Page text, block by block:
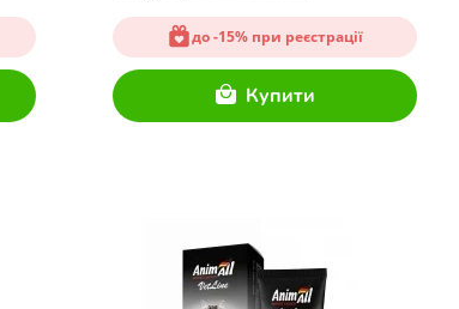
до -15% при реєстрації
Купити